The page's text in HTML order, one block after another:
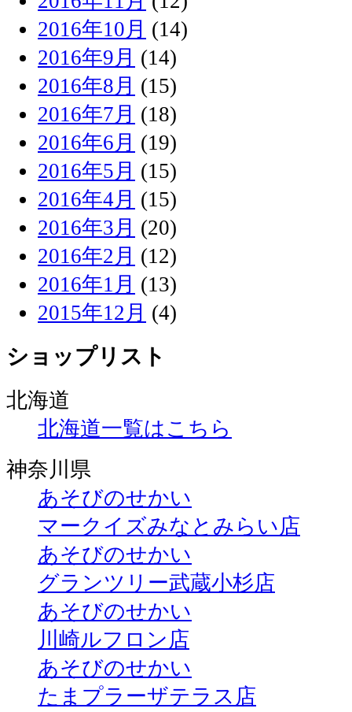
2016年10月 (14)
2016年9月 (14)
2016年8月 (15)
2016年7月 (18)
2016年6月 (19)
2016年5月 (15)
2016年4月 (15)
2016年3月 (20)
2016年2月 (12)
2016年1月 (13)
2015年12月 (4)
ショップリスト
北海道
北海道一覧はこちら
神奈川県
あそびのせかい
マークイズみなとみらい店
あそびのせかい
グランツリー武蔵小杉店
あそびのせかい
川崎ルフロン店
あそびのせかい
たまプラーザテラス店